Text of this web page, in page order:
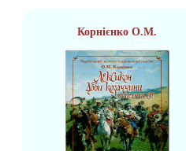
Корнієнко О.М.